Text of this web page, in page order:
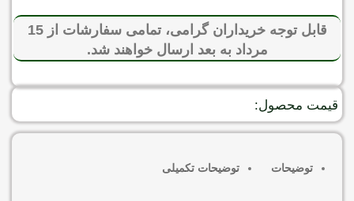
قابل توجه خریداران گرامی، تمامی سفارشات از 15
مرداد به بعد ارسال خواهند شد.
قیمت محصول:
توضیحات توضیحات تکمیلی